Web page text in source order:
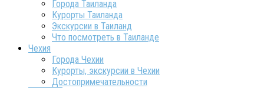
Города Таиланда
Курорты Таиланда
Экскурсии в Таиланд
Что посмотреть в Таиланде
Чехия
Города Чехии
Курорты, экскурсии в Чехии
Достопримечательности